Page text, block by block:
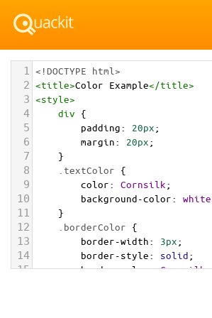
1 <!DOCTYPE html>
2 <title>Color Example</title>
3 <style>
4 div {
5 padding: 20px;
6 margin: 20px;
7 }
8 .textColor {
9 color: Cornsilk;
10 background-color: white
11 }
12 .borderColor {
13 border-width: 3px;
14 border-style: solid;
15 border-color: Cornsilk;